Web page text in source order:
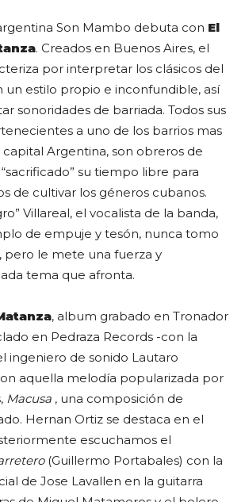
Son Mambo debuta con El
. Creados en Buenos Aires, el
por interpretar los clásicos del
un estilo propio e inconfundible, así
sonoridades de barriada. Todos sus
a uno de los barrios mas
Argentina, son obreros de
su tiempo libre para
de cultivar los géneros cubanos.
Villareal, el vocalista de la banda,
de empuje y tesón, nunca tomo
pero le mete una fuerza y
tema que afronta.
, album grabado en Tronador
en Pedraza Records -con la
ingeniero de sonido Lautaro
aquella melodía popularizada por
Macusa , una composición de
Hernan Ortiz se destaca en el
escuchamos el
(Guillermo Portabales) con la
de Jose Lavallen en la guitarra